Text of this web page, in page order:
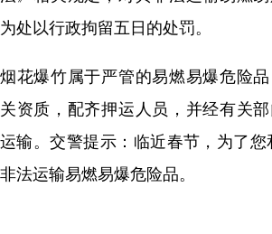
为处以行政拘留五日的处罚。
烟花爆竹属于严管的易燃易爆危险
关资质，配齐押运人员，并经有关
运输。交警提示：临近春节，为了
非法运输易燃易爆危险品。